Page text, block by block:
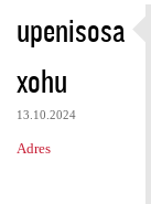
upenisosa
xohu
13.10.2024
Adres